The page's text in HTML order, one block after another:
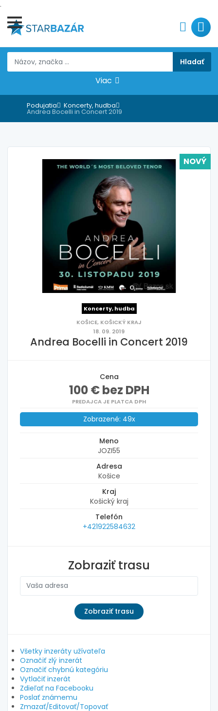
.
Viac
Podujatia Koncerty, hudba
Andrea Bocelli in Concert 2019
NOVÝ
Koncerty, hudba
KOŠICE, KOŠICKÝ KRAJ
18. 09. 2019
Andrea Bocelli in Concert 2019
Cena
100 € bez DPH
PREDAJCA JE PLATCA DPH
Zobrazené: 49x
Meno
JOZI55
Adresa
Košice
Kraj
Košický kraj
Telefón
+421922584632
Zobraziť trasu
Všetky inzeráty užívateľa
Označiť zlý inzerát
Označiť chybnú kategóriu
Vytlačiť inzerát
Zdieľať na Facebooku
Poslať známemu
Zmazať/Editovať/Topovať